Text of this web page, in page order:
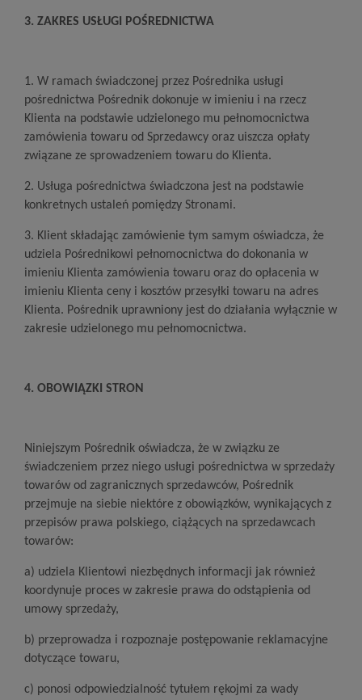
3. ZAKRES USŁUGI POŚREDNICTWA
1. W ramach świadczonej przez Pośrednika usługi
pośrednictwa Pośrednik dokonuje w imieniu i na rzecz
Klienta na podstawie udzielonego mu pełnomocnictwa
zamówienia towaru od Sprzedawcy oraz uiszcza opłaty
związane ze sprowadzeniem towaru do Klienta.
2. Usługa pośrednictwa świadczona jest na podstawie
konkretnych ustaleń pomiędzy Stronami.
3. Klient składając zamówienie tym samym oświadcza, że
udziela Pośrednikowi pełnomocnictwa do dokonania w
imieniu Klienta zamówienia towaru oraz do opłacenia w
imieniu Klienta ceny i kosztów przesyłki towaru na adres
Klienta. Pośrednik uprawniony jest do działania wyłącznie w
zakresie udzielonego mu pełnomocnictwa.
4. OBOWIĄZKI STRON
Niniejszym Pośrednik oświadcza, że w związku ze
świadczeniem przez niego usługi pośrednictwa w sprzedaży
towarów od zagranicznych sprzedawców, Pośrednik
przejmuje na siebie niektóre z obowiązków, wynikających z
przepisów prawa polskiego, ciążących na sprzedawcach
towarów:
a) udziela Klientowi niezbędnych informacji jak również
koordynuje proces w zakresie prawa do odstąpienia od
umowy sprzedaży,
b) przeprowadza i rozpoznaje postępowanie reklamacyjne
dotyczące towaru,
c) ponosi odpowiedzialność tytułem rękojmi za wady